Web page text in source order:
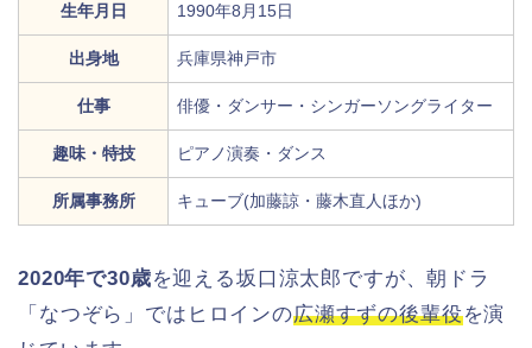
生年月日 1990年8月15日
出身地 兵庫県神戸市
仕事 俳優・ダンサー・シンガーソングライター
趣味・特技 ピアノ演奏・ダンス
所属事務所 キューブ(加藤諒・藤木直人ほか)
2020年で30歳を迎える坂口涼太郎ですが、朝ドラ
「なつぞら」ではヒロインの広瀬すずの後輩役を演